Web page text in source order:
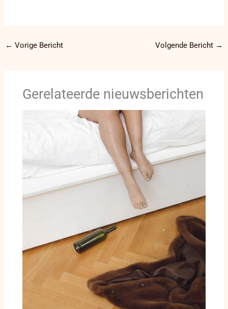
← Vorige Bericht Volgende Bericht →
Gerelateerde nieuwsberichten